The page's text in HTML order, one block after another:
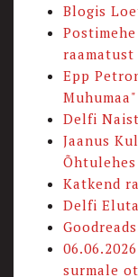
Blogis
raamatust
Epp
Delfi
Jaanus
Õhtulehes
Katkend
Delfi
surmale